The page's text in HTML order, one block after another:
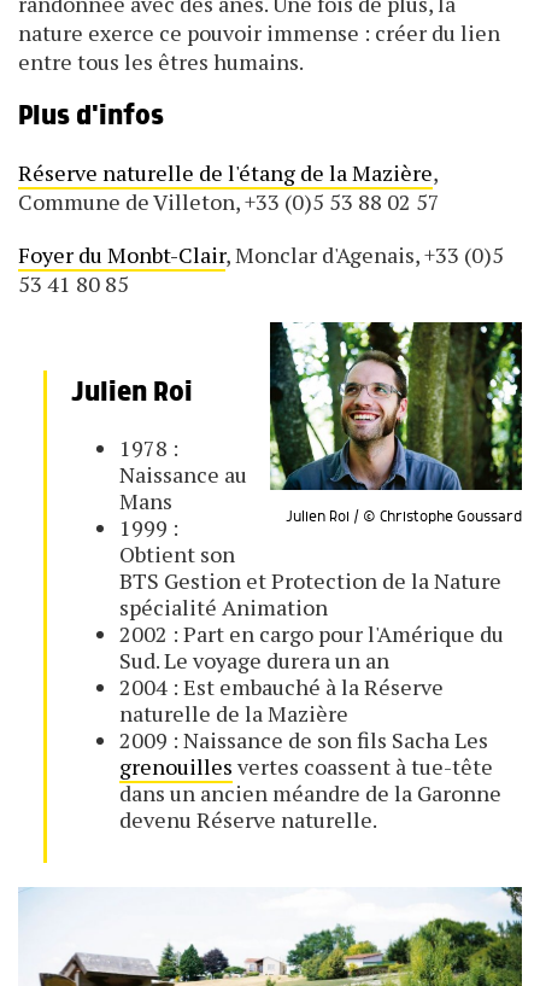
nature exerce ce pouvoir immense : créer du lien
entre tous les êtres humains.
Plus d'infos
Réserve naturelle de l'étang de la Mazière,
Commune de Villeton, +33 (0)5 53 88 02 57
Foyer du Monbt-Clair, Monclar d'Agenais, +33 (0)5
53 41 80 85
Julien Roi / © Christophe Goussard
Julien Roi
1978 :
Naissance au
Mans
1999 :
Obtient son
BTS Gestion et Protection de la Nature
spécialité Animation
2002 : Part en cargo pour l'Amérique du
Sud. Le voyage durera un an
2004 : Est embauché à la Réserve
naturelle de la Mazière
2009 : Naissance de son fils Sacha Les
grenouilles vertes coassent à tue-tête
dans un ancien méandre de la Garonne
devenu Réserve naturelle.